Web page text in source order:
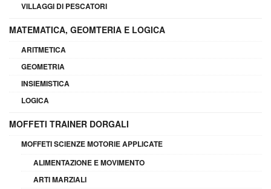
VILLAGGI DI PESCATORI
MATEMATICA, GEOMTERIA E LOGICA
ARITMETICA
GEOMETRIA
INSIEMISTICA
LOGICA
MOFFETI TRAINER DORGALI
MOFFETI SCIENZE MOTORIE APPLICATE
ALIMENTAZIONE E MOVIMENTO
ARTI MARZIALI